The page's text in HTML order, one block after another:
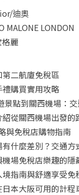
迪奧
MALONE LONDON
麗
二航廈免稅區
購買實用攻略
點到關西機場：
從關西機場出發的
與免稅店購物指南
什麼差別？交通方
場免稅店樂趣的隱
指南與舒適享受免
本大阪可用的計程